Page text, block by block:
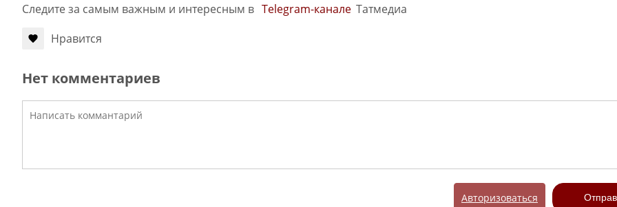
Следите за самым важным и интересным в Telegram-канале Татмедиа
Нравится
Нет комментариев
Авторизоваться